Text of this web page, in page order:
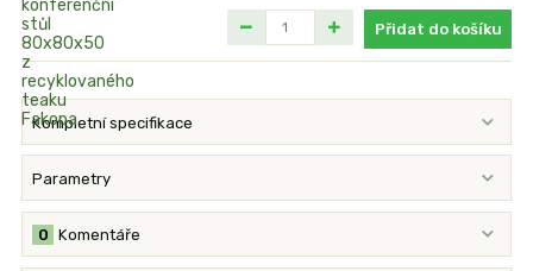
Přidat do košíku
Kompletní specifikace
Parametry
Komentáře
0